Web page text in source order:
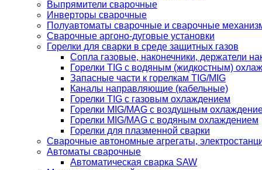
Выпрямители сварочные
Инверторы сварочные
Полуавтоматы сварочные и сварочные
Сварочные аргоно-дуговые установки
Горелки для сварки в среде защитных газов
Сопла газовые, наконечники, держатели
Горелки TIG с водяным (жидкостным)
Запасные части к горелкам TIG/MIG
Каналы направляющие (кабельные)
Горелки TIG с газовым охлаждением
Горелки MIG/MAG с воздушным
Горелки MIG/MAG с водяным охлаждением
Горелки для плазменной сварки
Сварочные автономные агрегаты,
Автоматы сварочные
Автоматическая сварка SAW